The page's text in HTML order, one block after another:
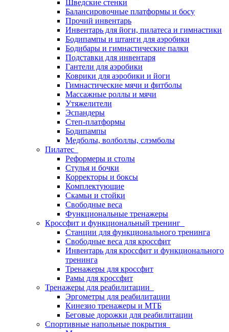
Шведские стенки
Балансировочные платформы и босу
Прочий инвентарь
Инвентарь для йоги, пилатеса и гимнастики
Бодипампы и штанги для аэробики
Бодибары и гимнастические палки
Подставки для инвентаря
Гантели для аэробики
Коврики для аэробики и йоги
Гимнастические мячи и фитболы
Массажные роллы и мячи
Утяжелители
Эспандеры
Степ-платформы
Бодипампы
Медболы, волболлы, слэмболы
Пилатес
Реформеры и столы
Стулья и бочки
Корректоры и боксы
Комплектующие
Скамьи и стойки
Свободные веса
Функциональные тренажеры
Кроссфит и функциональный тренинг
Станции для функционального тренинга
Свободные веса для кроссфит
Инвентарь для кроссфит и функционального
тренинга
Тренажеры для кроссфит
Рамы для кроссфит
Тренажеры для реабилитации
Эргометры для реабилитации
Кинезио тренажеры и МТБ
Беговые дорожки для реабилитации
Спортивные напольные покрытия